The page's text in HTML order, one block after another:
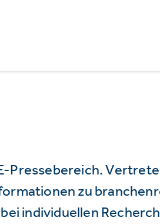
Pressebereich.
zu
individuellen